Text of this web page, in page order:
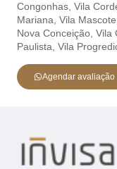
Congonhas, Vila
Mariana, Vila
Nova Conceição, Vila
Paulista, Vila
Agendar